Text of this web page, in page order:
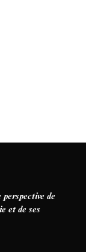
de
et de ses